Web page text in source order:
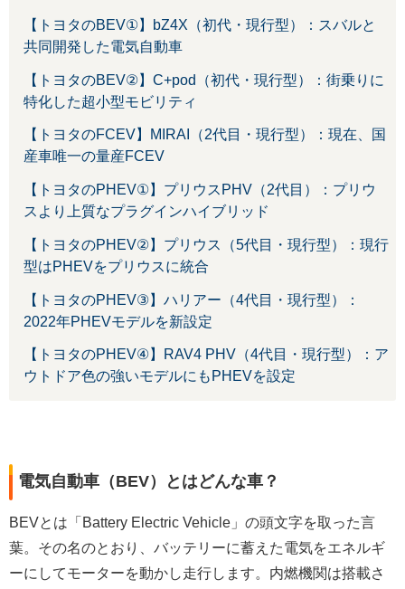
【トヨタのBEV①】bZ4X（初代・現行型）：スバルと
共同開発した電気自動車
【トヨタのBEV②】C+pod（初代・現行型）：街乗りに
特化した超小型モビリティ
【トヨタのFCEV】MIRAI（2代目・現行型）：現在、国
産車唯一の量産FCEV
【トヨタのPHEV①】プリウスPHV（2代目）：プリウ
スより上質なプラグインハイブリッド
【トヨタのPHEV②】プリウス（5代目・現行型）：現行
型はPHEVをプリウスに統合
【トヨタのPHEV③】ハリアー（4代目・現行型）：
2022年PHEVモデルを新設定
【トヨタのPHEV④】RAV4 PHV（4代目・現行型）：ア
ウトドア色の強いモデルにもPHEVを設定
電気自動車（BEV）とはどんな車？
BEVとは「Battery Electric Vehicle」の頭文字を取った言
葉。その名のとおり、バッテリーに蓄えた電気をエネルギ
ーにしてモーターを動かし走行します。内燃機関は搭載さ